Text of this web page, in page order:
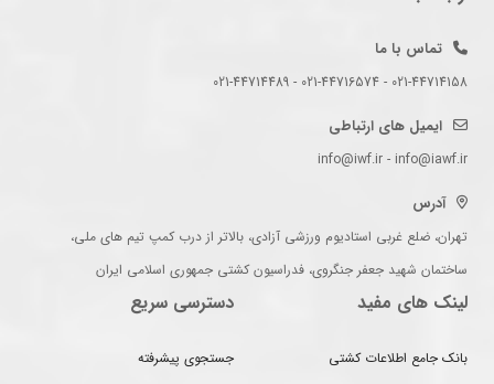
تماس با ما
021-44714158 - 021-44716574 - 021-44714489
ایمیل های ارتباطی
info@iwf.ir - info@iawf.ir
آدرس
تهران، ضلع غربی استادیوم ورزشی آزادی، بالاتر از درب کمپ تیم های ملی،
ساختمان شهید جعفر جنگروی، فدراسیون کشتی جمهوری اسلامی ایران
لینک های مفید
بانک جامع اطلاعات کشتی
دسترسی سریع
جستجوی پیشرفته